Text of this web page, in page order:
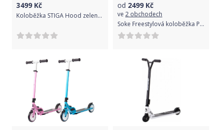
3499 Kč
Koloběžka STIGA Hood zeleno-černá
od 2499 Kč
ve 2 obchodech
Soke Freestylová koloběžka PRO Blue